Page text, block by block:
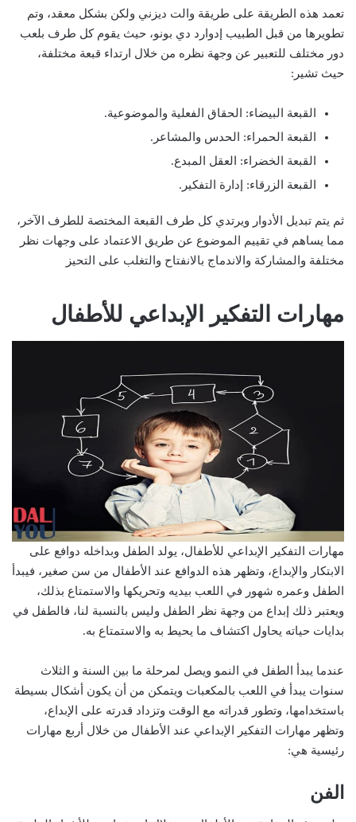
تعمد هذه الطريقة على طريقة والت ديزني ولكن بشكل معقد، وتم
تطويرها من قبل الطبيب إدوارد دي بونو، حيث يقوم كل طرف بلعب
دور مختلف للتعبير عن وجهة نظره من خلال ارتداء قبعة مختلفة،
حيث تشير:
القبعة البيضاء: الحقاق الفعلية والموضوعية.
القبعة الحمراء: الحدس والمشاعر.
القبعة الخضراء: العقل المبدع.
القبعة الزرقاء: إدارة التفكير.
ثم يتم تبديل الأدوار ويرتدي كل طرف القبعة المختصة للطرف الآخر،
مما يساهم في تقييم الموضوع عن طريق الاعتماد على وجهات نظر
مختلفة والمشاركة والاندماج بالانفتاح والتغلب على التحيز
مهارات التفكير الإبداعي للأطفال
مهارات التفكير الإبداعي للأطفال، يولد الطفل وبداخله دوافع على
الابتكار والإبداع، وتظهر هذه الدوافع عند الأطفال من سن صغير، فيبدأ
الطفل وعمره شهور في اللعب بيديه وتحريكها والاستمتاع بذلك،
ويعتبر ذلك إبداع من وجهة نظر الطفل وليس بالنسبة لنا، فالطفل في
بدايات حياته يحاول اكتشاف ما يحيط به والاستمتاع به.
عندما يبدأ الطفل في النمو ويصل لمرحلة ما بين السنة و الثلاث
سنوات يبدأ في اللعب بالمكعبات ويتمكن من أن يكون أشكال بسيطة
باستخدامها، وتطور قدراته مع الوقت وتزداد قدرته على الإبداع،
وتظهر مهارات التفكير الإبداعي عند الأطفال من خلال أربع مهارات
رئيسية هي:
الفن